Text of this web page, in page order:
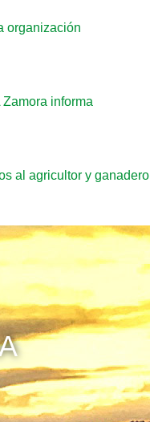
organización
informa
al agricultor y ganadero